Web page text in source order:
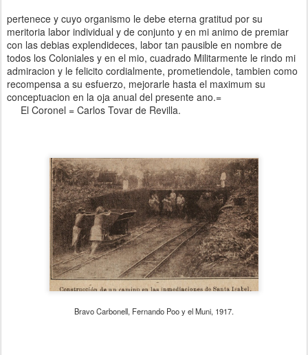
pertenece y cuyo organismo le debe eterna gratitud por su
meritoria labor individual y de conjunto y en mi animo de premiar
con las debias explendideces, labor tan pausible en nombre de
todos los Coloniales y en el mio, cuadrado Militarmente le rindo mi
admiracion y le felicito cordialmente, prometiendole, tambien como
recompensa a su esfuerzo, mejorarle hasta el maximum su
conceptuacion en la oja anual del presente ano.=
El Coronel = Carlos Tovar de Revilla.
Bravo Carbonell, Fernando Poo y el Muni, 1917.